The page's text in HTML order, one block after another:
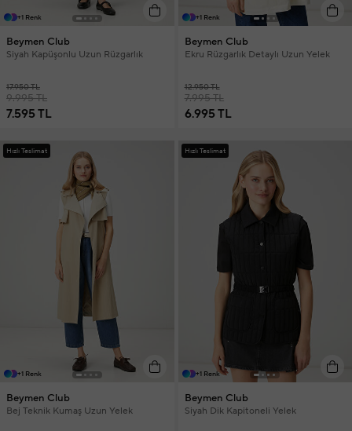
+1 Renk
Beymen Club
Siyah Kapüşonlu Uzun Rüzgarlık
17.950 TL
9.995 TL
7.595 TL
+1 Renk
Beymen Club
Ekru Rüzgarlık Detaylı Uzun Yelek
12.950 TL
7.995 TL
6.995 TL
Hızlı Teslimat
+1 Renk
Beymen Club
Bej Teknik Kumaş Uzun Yelek
Hızlı Teslimat
+1 Renk
Beymen Club
Siyah Dik Kapitoneli Yelek